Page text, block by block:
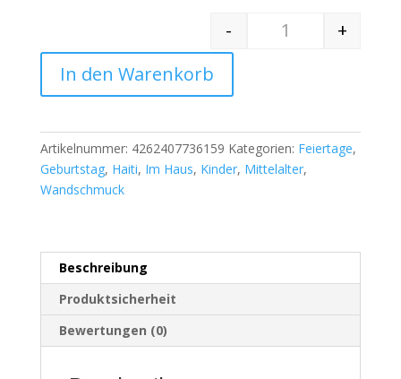
Quantity
-
+
In den Warenkorb
Artikelnummer: 4262407736159 Kategorien: Feiertage,
Geburtstag, Haiti, Im Haus, Kinder, Mittelalter,
Wandschmuck
Beschreibung
Produktsicherheit
Bewertungen (0)